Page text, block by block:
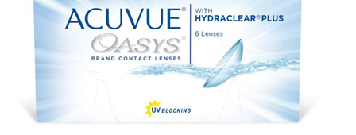
Linseprodusenter
Øyekirurgi